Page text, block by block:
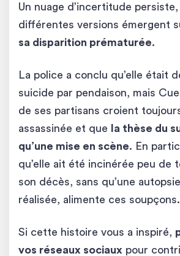
Un nuage d’incertitude
différentes versions émergent
sa disparition prématurée.
La police a conclu qu’elle était
suicide par pendaison, mais
de ses partisans croient
assassinée et que
la thèse du
qu’une mise en scène. En
qu’elle ait été incinérée peu de
son décès, sans qu’une
réalisée, alimente ces soupçons.
Si cette histoire vous a inspiré,
vos réseaux sociaux pour